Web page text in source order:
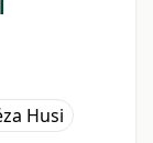
Husi